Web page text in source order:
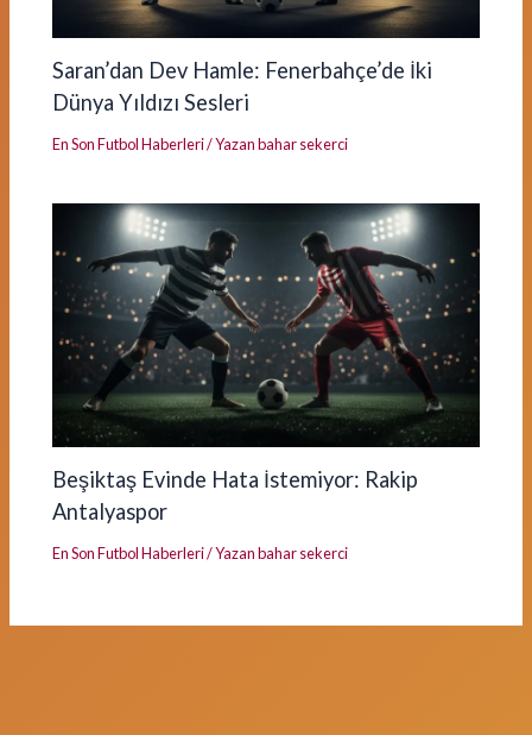
Saran’dan Dev Hamle: Fenerbahçe’de İki
Dünya Yıldızı Sesleri
En Son Futbol Haberleri/ Yazan bahar sekerci
Beşiktaş Evinde Hata İstemiyor: Rakip
Antalyaspor
En Son Futbol Haberleri/ Yazan bahar sekerci